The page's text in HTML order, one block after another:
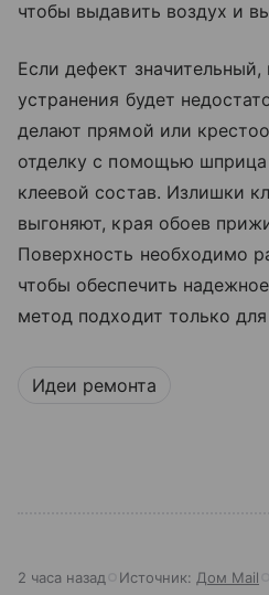
чтобы выдавить воздух и
Если дефект значительный,
устранения будет
делают прямой или
отделку с помощью шприца
клеевой состав. Излишки
выгоняют, края обоев
Поверхность необходимо
чтобы обеспечить
метод подходит только
Идеи ремонта
2 часа назад Источник: Дом Mail